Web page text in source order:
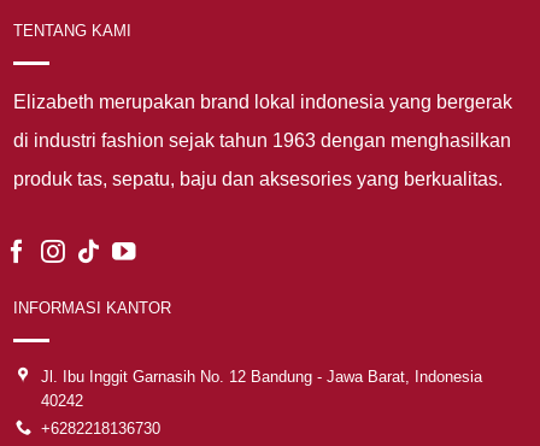
TENTANG KAMI
Elizabeth merupakan brand lokal indonesia yang bergerak
di industri fashion sejak tahun 1963 dengan menghasilkan
produk tas, sepatu, baju dan aksesories yang berkualitas.
INFORMASI KANTOR
Jl. Ibu Inggit Garnasih No. 12 Bandung - Jawa Barat, Indonesia
40242
+6282218136730